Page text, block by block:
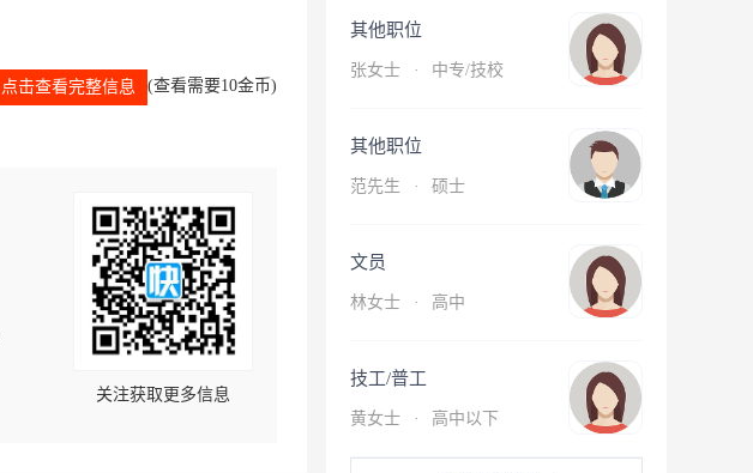
点击查看完整信息 (查看需要10金币)
关注获取更多信息
其他职位
张女士 · 中专/技校
其他职位
范先生 · 硕士
文员
林女士 · 高中
技工/普工
黄女士 · 高中以下